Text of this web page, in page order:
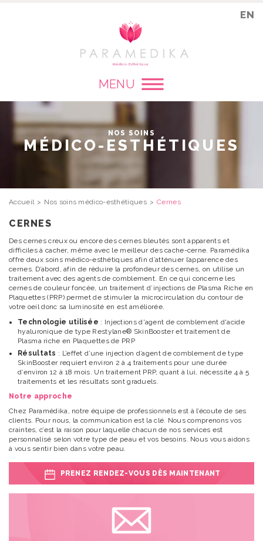
EN
MENU
NOS SOINS
MÉDICO-ESTHÉTIQUES
Accueil Nos soins médico-esthétiques Cernes
CERNES
Des cernes creux ou encore des cernes bleutés sont apparents et
difficiles à cacher, même avec le meilleur des cache-cerne. Paramédika
offre deux soins médico-esthétiques afin d’atténuer l’apparence des
cernes. D’abord, afin de réduire la profondeur des cernes, on utilise un
traitement avec des agents de comblement. En ce qui concerne les
cernes de couleur foncée, un traitement d’injections de Plasma Riche en
Plaquettes (PRP) permet de stimuler la microcirculation du contour de
votre oeil donc sa luminosité en est améliorée.
Technologie utilisée : Injections d'agent de comblement d'acide
hyaluronique de type Restylane® SkinBooster et traitement de
Plasma riche en Plaquettes de PRP
Résultats : L’effet d’une injection d’agent de comblement de type
SkinBooster requiert environ 2 à 4 traitements pour une durée
d’environ 12 à 18 mois. Un traitement PRP, quant à lui, nécessite 4 à 5
traitements et les résultats sont graduels.
Notre approche
Chez Paramédika, notre équipe de professionnels est à l’écoute de ses
clients. Pour nous, la communication est la clé. Nous comprenons vos
craintes, c’est la raison pour laquelle chacun de nos services est
personnalisé selon votre type de peau et vos besoins. Nous vous aidons
à vous sentir bien dans votre peau.
PRENEZ RENDEZ-VOUS DÈS MAINTENANT